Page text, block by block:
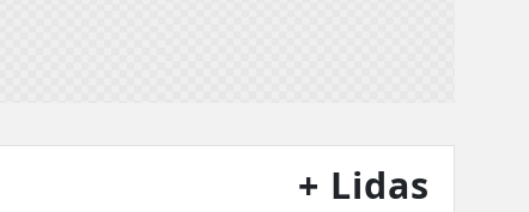
+ Lidas